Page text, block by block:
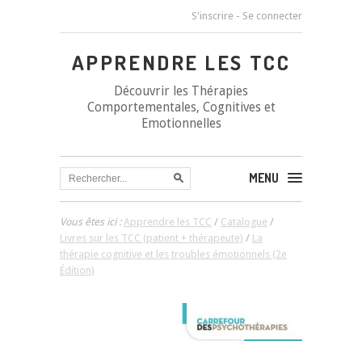
S'inscrire - Se connecter
APPRENDRE LES TCC
Découvrir les Thérapies
Comportementales, Cognitives et
Emotionnelles
MENU
Vous êtes ici :Apprendre les TCC / Catalogue /
Livres sur les TCC (patient + thérapeute) / La
thérapie cognitive et les troubles émotionnels (2e
Édition)